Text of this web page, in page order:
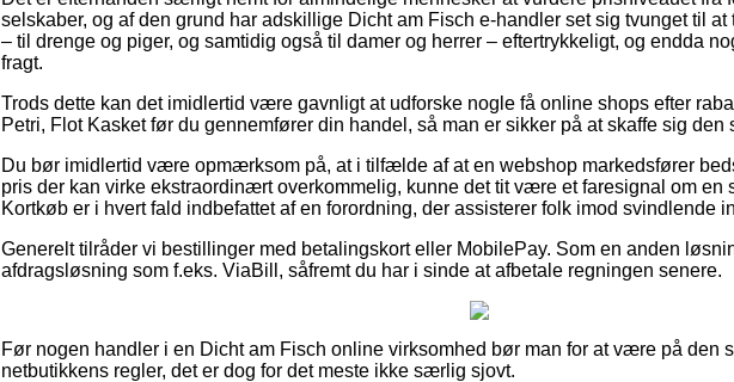
selskaber, og af den grund har adskillige Dicht am Fisch e-handler set sig tvunget til
– til drenge og piger, og samtidig også til damer og herrer – eftertrykkeligt, og endda
fragt.
Trods dette kan det imidlertid være gavnligt at udforske nogle få online shops efter
Petri, Flot Kasket før du gennemfører din handel, så man er sikker på at skaffe sig den
Du bør imidlertid være opmærksom på, at i tilfælde af at en webshop markedsfører
pris der kan virke ekstraordinært overkommelig, kunne det tit være et faresignal om en
Kortkøb er i hvert fald indbefattet af en forordning, der assisterer folk imod svindlende
Generelt tilråder vi bestillinger med betalingskort eller MobilePay. Som en anden
afdragsløsning som f.eks. ViaBill, såfremt du har i sinde at afbetale regningen senere.
Før nogen handler i en Dicht am Fisch online virksomhed bør man for at være på den
netbutikkens regler, det er dog for det meste ikke særlig sjovt.